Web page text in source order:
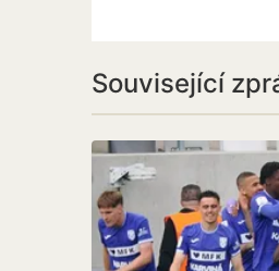
Související